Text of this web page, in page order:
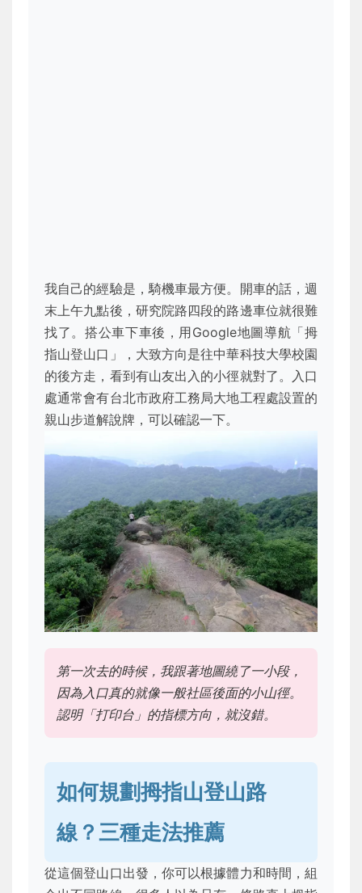
我自己的經驗是，騎機車最方便。開車的話，週
末上午九點後，研究院路四段的路邊車位就很難
找了。搭公車下車後，用Google地圖導航「拇
指山登山口」，大致方向是往中華科技大學校園
的後方走，看到有山友出入的小徑就對了。入口
處通常會有台北市政府工務局大地工程處設置的
親山步道解說牌，可以確認一下。
第一次去的時候，我跟著地圖繞了一小段，
因為入口真的就像一般社區後面的小山徑。
認明「打印台」的指標方向，就沒錯。
如何規劃拇指山登山路
線？三種走法推薦
從這個登山口出發，你可以根據體力和時間，組